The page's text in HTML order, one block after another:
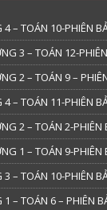
– TOÁN 10-PHIÊN
3 – TOÁN 12-
2 – TOÁN 9 –
– TOÁN 11-PHIÊN
2 – TOÁN 2-
1 – TOÁN 9-
– TOÁN 10-PHIÊN
– TOÁN 6 – PHIÊN